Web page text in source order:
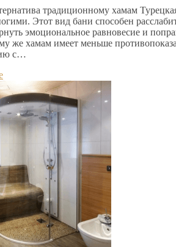
традиционному хамам
Этот вид бани способен
эмоциональное равновесие и
же хамам имеет меньше
с…